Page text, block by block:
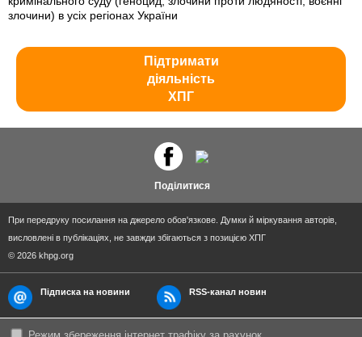
злочини) в усіх регіонах України
Підтримати
діяльність
ХПГ
Поділитися
При передруку посилання на джерело обов'язкове. Думки й міркування авторів,
висловлені в публікаціях, не завжди збігаються з позицією ХПГ
© 2026 khpg.org
Підписка на новини RSS-канал новин